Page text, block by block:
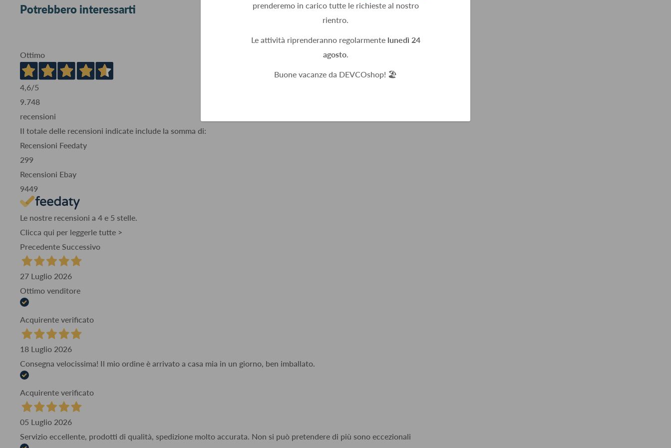
prenderemo in carico tutte le richieste al nostro
rientro.
Le attività riprenderanno regolarmente lunedì 24
agosto.
Buone vacanze da DEVCOshop! 🏖️
Potrebbero interessarti
Ottimo
4,6/5
9.748
recensioni
Il totale delle recensioni indicate include la somma di:
Recensioni Feedaty
299
Recensioni Ebay
9449
Le nostre recensioni a 4 e 5 stelle.
Clicca qui per leggerle tutte >
Precedente Successivo
27 Luglio 2026
Ottimo venditore
Acquirente verificato
18 Luglio 2026
Consegna velocissima! Il mio ordine è arrivato a casa mia in un giorno, ben imballato.
Acquirente verificato
05 Luglio 2026
Servizio eccellente, prodotti di qualità, spedizione molto accurata. Non si può pretendere di più sono eccezionali